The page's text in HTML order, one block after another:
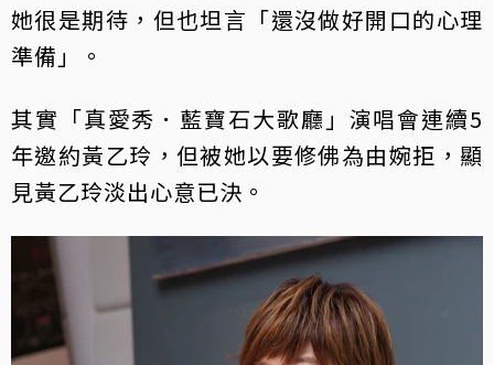
她很是期待，但也坦言「還沒做好開口的心理
準備」。
其實「真愛秀．藍寶石大歌廳」演唱會連續5
年邀約黃乙玲，但被她以要修佛為由婉拒，顯
見黃乙玲淡出心意已決。